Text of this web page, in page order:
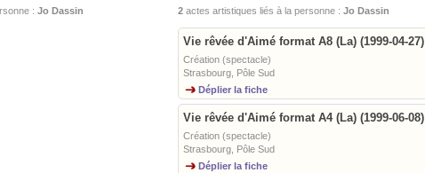
: Jo Dassin 2 actes artistiques liés à la personne : Jo Dassin
Vie rêvée d'Aimé format A8 (La) (1999-04-27)
Création (spectacle)
Strasbourg, Pôle Sud
Déplier la fiche
Vie rêvée d'Aimé format A4 (La) (1999-06-08)
Création (spectacle)
Strasbourg, Pôle Sud
Déplier la fiche